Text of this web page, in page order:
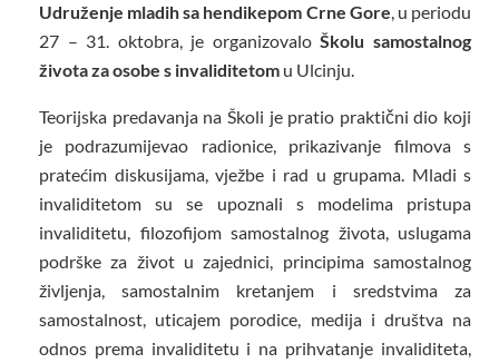
Udruženje mladih sa hendikepom Crne Gore, u periodu
27 – 31. oktobra, je organizovaloŠkolu samostalnog
života za osobe s invaliditetom u Ulcinju.
Teorijska predavanja na Školi je pratio praktični dio koji
je podrazumijevao radionice, prikazivanje filmova s
pratećim diskusijama, vježbe i rad u grupama. Mladi s
invaliditetom su se upoznali s modelima pristupa
invaliditetu, filozofijom samostalnog života, uslugama
podrške za život u zajednici, principima samostalnog
življenja, samostalnim kretanjem i sredstvima za
samostalnost, uticajem porodice, medija i društva na
odnos prema invaliditetu i na prihvatanje invaliditeta,